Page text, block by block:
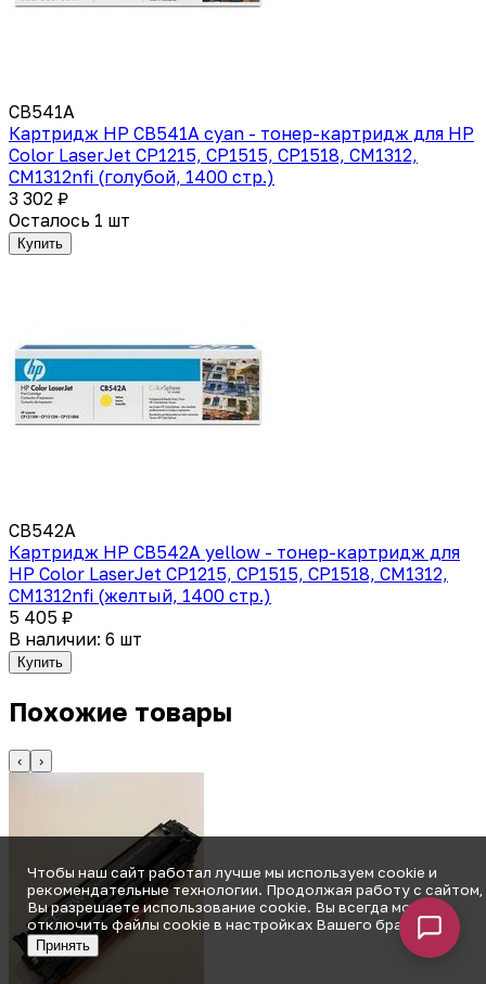
CB541A
Картридж HP CB541A cyan - тонер-картридж для HP
Color LaserJet CP1215, CP1515, CP1518, CM1312,
CM1312nfi (голубой, 1400 стр.)
3 302 ₽
Осталось 1 шт
Купить
CB542A
Картридж HP CB542A yellow - тонер-картридж для
HP Color LaserJet CP1215, CP1515, CP1518, CM1312,
CM1312nfi (желтый, 1400 стр.)
5 405 ₽
В наличии: 6 шт
Купить
Похожие товары
‹ ›
Чтобы наш сайт работал лучше мы используем cookie и
рекомендательные технологии. Продолжая работу с сайтом,
Вы разрешаете использование cookie. Вы всегда можете
отключить файлы cookie в настройках Вашего браузера.
Принять